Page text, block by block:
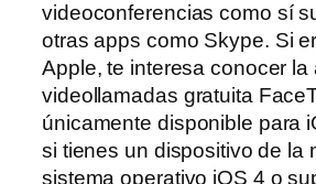
videoconferencias como sí
otras apps como Skype. Si
Apple, te interesa conocer la
videollamadas gratuita
únicamente disponible para
si tienes un dispositivo de la
sistema operativo iOS 4 o